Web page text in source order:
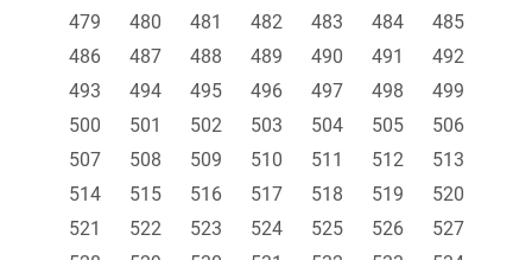
479
480 481 482 483 484
485
486
487 488 489 490 491
492
493
494 495 496 497 498
499
500
501 502 503 504 505
506
507
508 509 510 511 512
513
514
515 516 517 518 519
520
521
522 523 524 525 526
527